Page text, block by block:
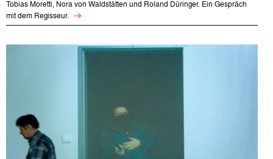
Tobias Moretti, Nora von Waldstätten und Roland Düringer. Ein Gespräch
mit dem Regisseur.